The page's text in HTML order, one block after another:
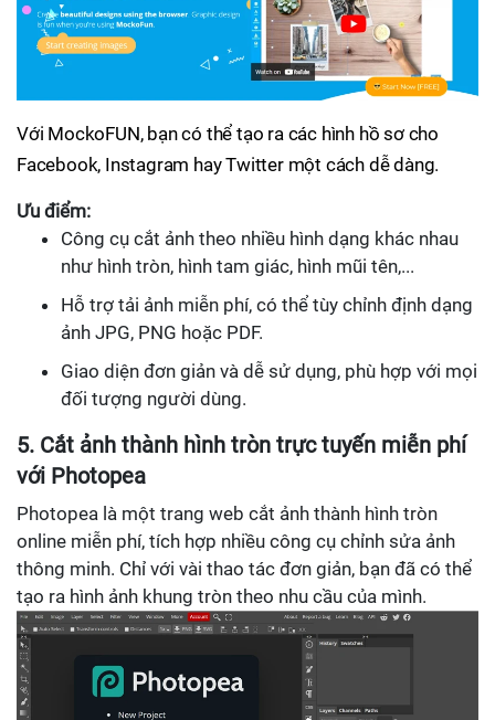
Với MockoFUN, bạn có thể tạo ra các hình hồ sơ cho
Facebook, Instagram hay Twitter một cách dễ dàng.
Ưu điểm:
Công cụ cắt ảnh theo nhiều hình dạng khác nhau
như hình tròn, hình tam giác, hình mũi tên,...
Hỗ trợ tải ảnh miễn phí, có thể tùy chỉnh định dạng
ảnh JPG, PNG hoặc PDF.
Giao diện đơn giản và dễ sử dụng, phù hợp với mọi
đối tượng người dùng.
5. Cắt ảnh thành hình tròn trực tuyến miễn phí
với Photopea
Photopea là một trang web cắt ảnh thành hình tròn
online miễn phí, tích hợp nhiều công cụ chỉnh sửa ảnh
thông minh. Chỉ với vài thao tác đơn giản, bạn đã có thể
tạo ra hình ảnh khung tròn theo nhu cầu của mình.